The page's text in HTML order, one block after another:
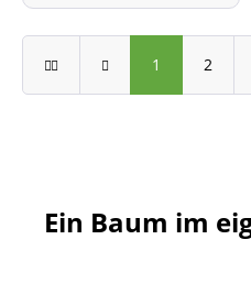
1 2
Ein Baum im